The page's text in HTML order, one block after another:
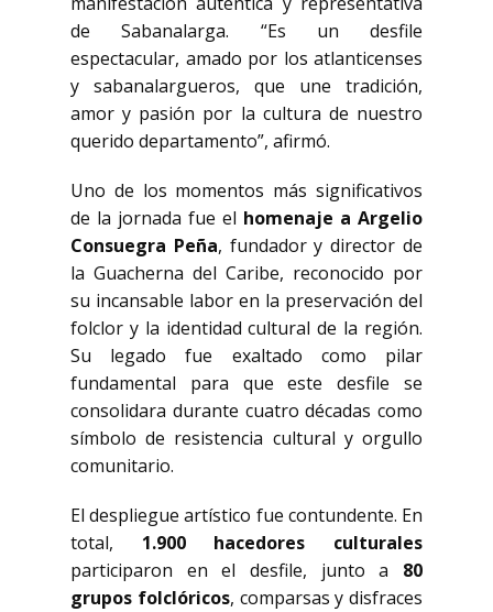
de Sabanalarga. “Es un desfile
espectacular, amado por los atlanticenses
y sabanalargueros, que une tradición,
amor y pasión por la cultura de nuestro
querido departamento”, afirmó.
Uno de los momentos más significativos
de la jornada fue el homenaje a Argelio
Consuegra Peña, fundador y director de
la Guacherna del Caribe, reconocido por
su incansable labor en la preservación del
folclor y la identidad cultural de la región.
Su legado fue exaltado como pilar
fundamental para que este desfile se
consolidara durante cuatro décadas como
símbolo de resistencia cultural y orgullo
comunitario.
El despliegue artístico fue contundente. En
total, 1.900 hacedores culturales
participaron en el desfile, junto a 80
grupos folclóricos, comparsas y disfraces